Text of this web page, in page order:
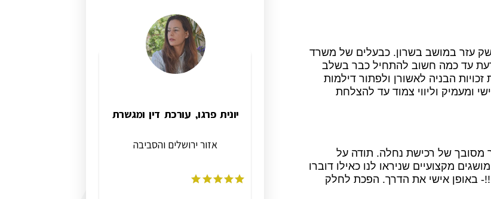
עזר במושב בשרון. כבעלים של משרד
יודעת עד כמה חשוב להתחיל כבר בשלב
הבניה לאשורן ולפתור דילמות
ומעמיק וליווי צמוד עד להצלחת
מסובך של רכישת נחלה. תודה על
מקצועיים שניראו לנו כאילו דוברו
באופן אישי את הדרך. הפכת לחלק
יונית פרגו, עורכת דין ומגשרת
אזור ירושלים והסביבה